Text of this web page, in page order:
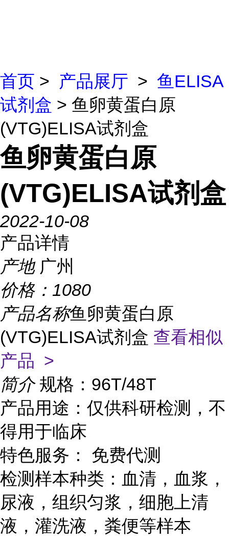
首页 > 产品展厅 > 鱼ELISA
试剂盒 > 鱼卵黄蛋白原
(VTG)ELISA试剂盒
鱼卵黄蛋白原
(VTG)ELISA试剂盒
2022-10-08
产品详情
产地 广州
价格： 1080
产品名称鱼卵黄蛋白原
(VTG)ELISA试剂盒 查看相似
产品 >
简介 规格：96T/48T
产品用途：仅供科研检测，不
得用于临床
特色服务： 免费代测
检测样本种类：血清，血浆，
尿液，组织匀浆，细胞上清
液，灌洗液，粪便等样本